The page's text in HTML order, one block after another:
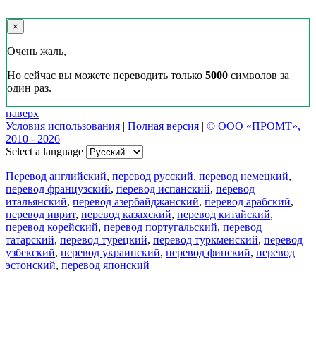
×
Очень жаль,
Но сейчас вы можете переводить только 5000 символов за
один раз.
наверх
Условия использования | Полная версия | © ООО «ПРОМТ»,
2010 - 2026
Select a language
Перевод английский, перевод русский, перевод немецкий,
перевод французский, перевод испанский, перевод
итальянский, перевод азербайджанский, перевод арабский,
перевод иврит, перевод казахский, перевод китайский,
перевод корейский, перевод португальский, перевод
татарский, перевод турецкий, перевод туркменский, перевод
узбекский, перевод украинский, перевод финский, перевод
эстонский, перевод японский